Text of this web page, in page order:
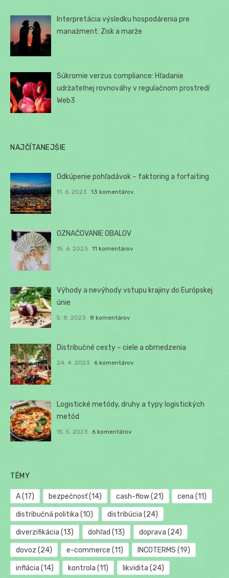
Interpretácia výsledku hospodárenia pre
manažment: Zisk a marže
Súkromie verzus compliance: Hľadanie
udržateľnej rovnováhy v regulačnom prostredí
Web3
NAJČÍTANEJŠIE
Odkúpenie pohľadávok – faktoring a forfaiting
11. 6. 2023 13 komentárov
OZNAČOVANIE OBALOV
15. 6. 2023 11 komentárov
Výhody a nevýhody vstupu krajiny do Európskej
únie
5. 8. 2023 8 komentárov
Distribučné cesty – ciele a obmedzenia
24. 4. 2023 6 komentárov
Logistické metódy, druhy a typy logistických
metód
15. 5. 2023 6 komentárov
TÉMY
A(17) bezpečnosť(14) cash-flow(21) cena (11)
distribučná politika (10) distribúcia (24)
diverzifikácia (13) dohľad (13) doprava (24)
dovoz (24) e-commerce (11) INCOTERMS (19)
inflácia (14) kontrola (11) likvidita (24)